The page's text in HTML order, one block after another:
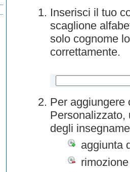
Inserisci il tuo
scaglione
solo cognome
correttamente.
Per aggiungere
Personalizzato,
degli
aggiunta